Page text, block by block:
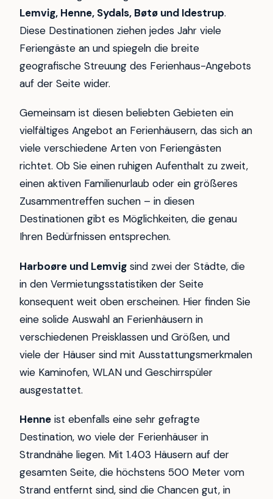
Lemvig, Henne, Sydals, Bøtø und Idestrup.
Diese Destinationen ziehen jedes Jahr viele
Feriengäste an und spiegeln die breite
geografische Streuung des Ferienhaus-Angebots
auf der Seite wider.
Gemeinsam ist diesen beliebten Gebieten ein
vielfältiges Angebot an Ferienhäusern, das sich an
viele verschiedene Arten von Feriengästen
richtet. Ob Sie einen ruhigen Aufenthalt zu zweit,
einen aktiven Familienurlaub oder ein größeres
Zusammentreffen suchen – in diesen
Destinationen gibt es Möglichkeiten, die genau
Ihren Bedürfnissen entsprechen.
Harboøre und Lemvig sind zwei der Städte, die
in den Vermietungsstatistiken der Seite
konsequent weit oben erscheinen. Hier finden Sie
eine solide Auswahl an Ferienhäusern in
verschiedenen Preisklassen und Größen, und
viele der Häuser sind mit Ausstattungsmerkmalen
wie Kaminofen, WLAN und Geschirrspüler
ausgestattet.
Henne ist ebenfalls eine sehr gefragte
Destination, wo viele der Ferienhäuser in
Strandnähe liegen. Mit 1.403 Häusern auf der
gesamten Seite, die höchstens 500 Meter vom
Strand entfernt sind, sind die Chancen gut, in